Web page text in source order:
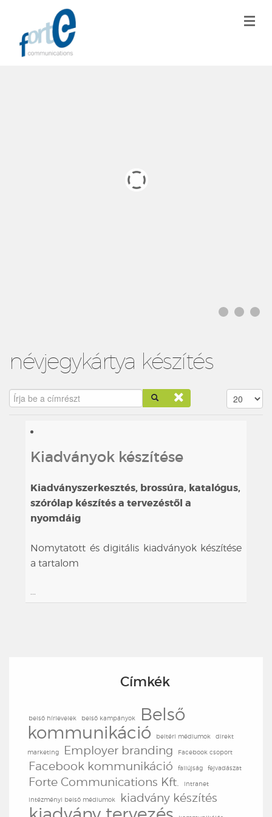
névjegykártya készítés
Írja be a címrészt Tételek #
Kiadványok készítése
Kiadványszerkesztés, brossúra, katalógus,
szórólap készítés a tervezéstől a
nyomdáig
Nomytatott és digitális kiadványok készítése
a tartalom
Címkék
belső hírlevelek belső kampányok
Belső
kommunikáció
beltéri médiumok direkt
marketing Employer branding Facebook csoport
Facebook kommunikáció faliújság fejvadászat
Forte Communications Kft. intranet
intézményi belső médiumok kiadvány készítés